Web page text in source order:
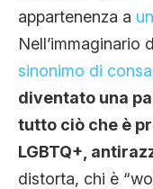
appartenenza a
Nell’immaginario
sinonimo di
diventato una
tutto ciò che è
LGBTQ+,
distorta, chi è